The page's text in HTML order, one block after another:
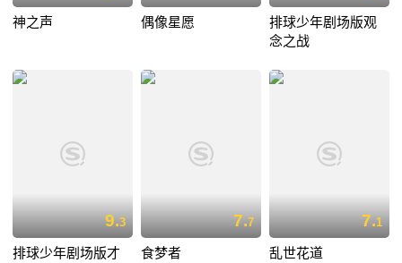
神之声 偶像星愿
排球少年剧场版观
念之战
9.3
排球少年剧场版才
7.7
食梦者
7.1
乱世花道